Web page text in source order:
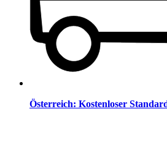
Österreich: Kostenloser